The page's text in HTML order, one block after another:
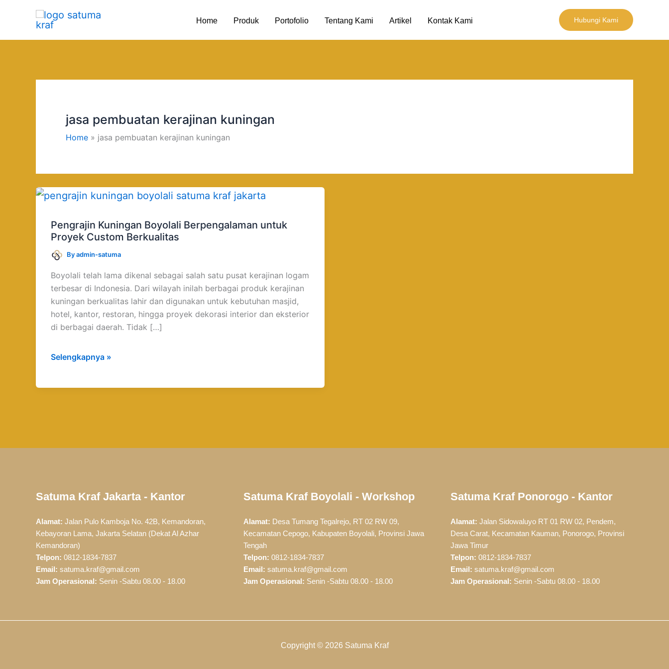
content
Home Produk Portofolio Tentang Kami Artikel Kontak Kami Hubungi Kami
jasa pembuatan kerajinan kuningan
Home jasa pembuatan kerajinan kuningan
Pengrajin Kuningan Boyolali Berpengalaman untuk
Proyek Custom Berkualitas
Byadmin-satuma
Boyolali telah lama dikenal sebagai salah satu pusat kerajinan logam
terbesar di Indonesia. Dari wilayah inilah berbagai produk kerajinan
kuningan berkualitas lahir dan digunakan untuk kebutuhan masjid,
hotel, kantor, restoran, hingga proyek dekorasi interior dan eksterior
di berbagai daerah. Tidak […]
Pengrajin
Boyolali
Berpengalaman
untuk
Proyek
Custom
Berkualitas
Selengkapnya »
Satuma Kraf Jakarta - Kantor
Alamat: Jalan Pulo Kamboja No. 42B, Kemandoran,
Kebayoran Lama, Jakarta Selatan (Dekat Al Azhar
Kemandoran)
Telpon: 0812-1834-7837
Email: satuma.kraf@gmail.com
Jam Operasional: Senin -Sabtu 08.00 - 18.00
Satuma Kraf Boyolali - Workshop
Alamat: Desa Tumang Tegalrejo, RT 02 RW 09,
Kecamatan Cepogo, Kabupaten Boyolali, Provinsi Jawa
Tengah
Telpon: 0812-1834-7837
Email: satuma.kraf@gmail.com
Jam Operasional: Senin -Sabtu 08.00 - 18.00
Satuma Kraf Ponorogo - Kantor
Alamat: Jalan Sidowaluyo RT 01 RW 02, Pendem,
Desa Carat, Kecamatan Kauman, Ponorogo, Provinsi
Jawa Timur
Telpon: 0812-1834-7837
Email: satuma.kraf@gmail.com
Jam Operasional: Senin -Sabtu 08.00 - 18.00
Copyright © 2026 Satuma Kraf